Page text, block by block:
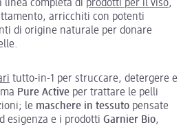
linea completa di prodotti per il viso,
arricchiti con potenti
di origine naturale per donare
tutto-in-1 per struccare, detergere e
Pure Active per trattare le pelli
le maschere in tessuto pensate
esigenza e i prodotti Garnier Bio,